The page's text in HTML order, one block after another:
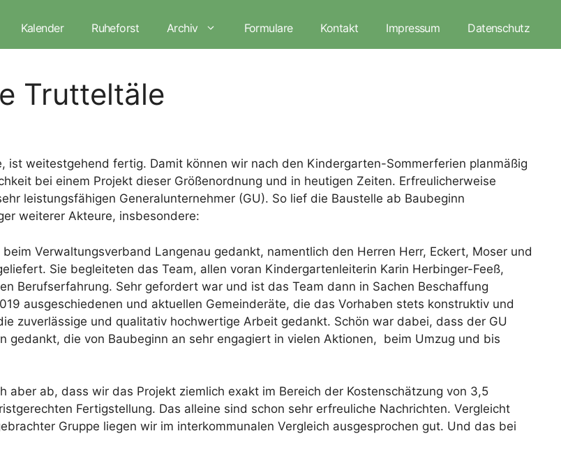
Kalender Ruheforst Archiv Formulare Kontakt Impressum Datenschutz
Trutteltäle
ist weitestgehend fertig. Damit können wir nach den Kindergarten-Sommerferien planmäßig
bei einem Projekt dieser Größenordnung und in heutigen Zeiten. Erfreulicherweise
leistungsfähigen Generalunternehmer (GU). So lief die Baustelle ab Baubeginn
weiterer Akteure, insbesondere:
Verwaltungsverband Langenau gedankt, namentlich den Herren Herr, Eckert, Moser und
Sie begleiteten das Team, allen voran Kindergartenleiterin Karin Herbinger-Feeß,
Berufserfahrung. Sehr gefordert war und ist das Team dann in Sachen Beschaffung
ausgeschiedenen und aktuellen Gemeinderäte, die das Vorhaben stets konstruktiv und
zuverlässige und qualitativ hochwertige Arbeit gedankt. Schön war dabei, dass der GU
gedankt, die von Baubeginn an sehr engagiert in vielen Aktionen, beim Umzug und bis
aber ab, dass wir das Projekt ziemlich exakt im Bereich der Kostenschätzung von 3,5
Fertigstellung. Das alleine sind schon sehr erfreuliche Nachrichten. Vergleicht
Gruppe liegen wir im interkommunalen Vergleich ausgesprochen gut. Und das bei